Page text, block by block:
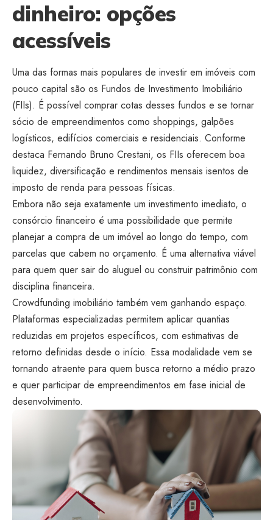
dinheiro: opções
acessíveis
Uma das formas mais populares de investir em imóveis com
pouco capital são os Fundos de Investimento Imobiliário
(FIIs). É possível comprar cotas desses fundos e se tornar
sócio de empreendimentos como shoppings, galpões
logísticos, edifícios comerciais e residenciais. Conforme
destaca Fernando Bruno Crestani, os FIIs oferecem boa
liquidez, diversificação e rendimentos mensais isentos de
imposto de renda para pessoas físicas.
Embora não seja exatamente um investimento imediato, o
consórcio financeiro é uma possibilidade que permite
planejar a compra de um imóvel ao longo do tempo, com
parcelas que cabem no orçamento. É uma alternativa viável
para quem quer sair do aluguel ou construir patrimônio com
disciplina financeira.
Crowdfunding imobiliário também vem ganhando espaço.
Plataformas especializadas permitem aplicar quantias
reduzidas em projetos específicos, com estimativas de
retorno definidas desde o início. Essa modalidade vem se
tornando atraente para quem busca retorno a médio prazo
e quer participar de empreendimentos em fase inicial de
desenvolvimento.